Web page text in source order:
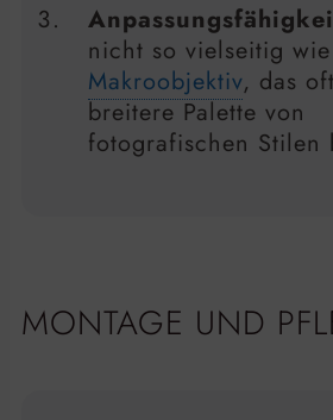
nicht so vielseitig
Makroobjektiv, das
breitere Palette von
fotografischen Stilen
MONTAGE UND